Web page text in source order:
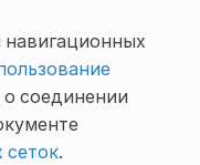
соединении
.